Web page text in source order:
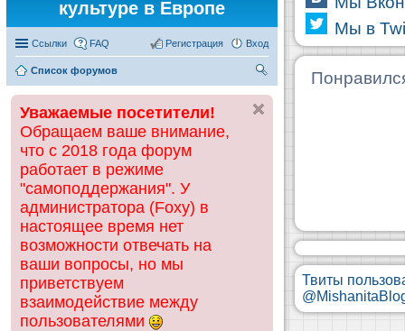
культуре в Европе
Ссылки FAQ Вход
Регистрация
Список форумов
ск
Уважаемые посетители!
Обращаем ваше внимание,
что с 2018 года форум
работает в режиме
"самоподдержания". У
администратора (Foxy) в
настоящее время нет
возможности отвечать на
ваши вопросы, но мы
приветствуем
взаимодействие между
пользователями
Мы в
Твиты